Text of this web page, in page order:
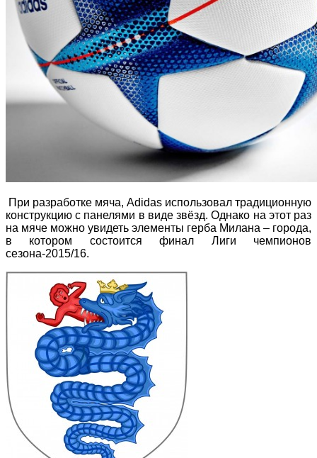
При разработке мяча, Adidas использовал традиционную
конструкцию с панелями в виде звёзд. Однако на этот раз
на мяче можно увидеть элементы герба Милана – города,
в котором состоится финал Лиги чемпионов
сезона-2015/16.